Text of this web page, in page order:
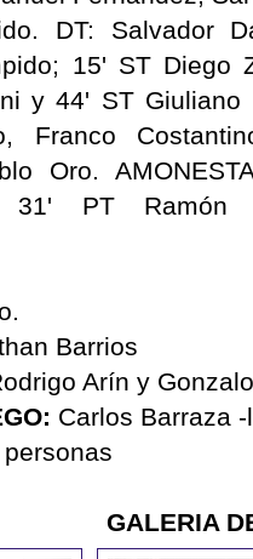
DT: Salvador
15' ST Diego
y 44' ST Giuliano
Franco
Oro.
31' PT
Barrios
Arín y
Carlos Barraza
GALERIA